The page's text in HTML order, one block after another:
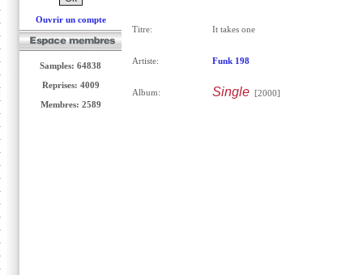
Ouvrir un compte
Samples: 64838
Reprises: 4009
Membres: 2589
Titre: It takes one
Artiste: Funk 198
Album: Single[2000]